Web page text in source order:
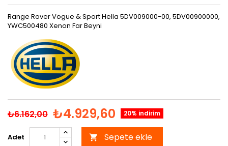
Range Rover Vogue & Sport Hella 5DV009000-00, 5DV00900000,
YWC500480 Xenon Far Beyni
₺6.162,00 ₺4.929,60 20% indirim
Adet  Sepete ekle